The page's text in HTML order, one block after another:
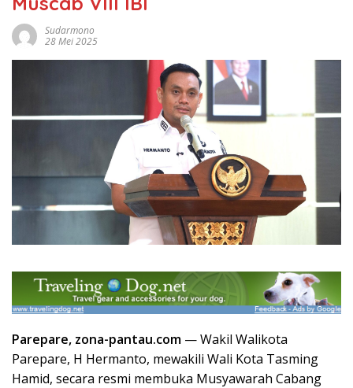
Sudarmono
28 Mei 2025
Parepare, zona-pantau.com — Wakil Walikota
Parepare, H Hermanto, mewakili Wali Kota Tasming
Hamid, secara resmi membuka Musyawarah Cabang